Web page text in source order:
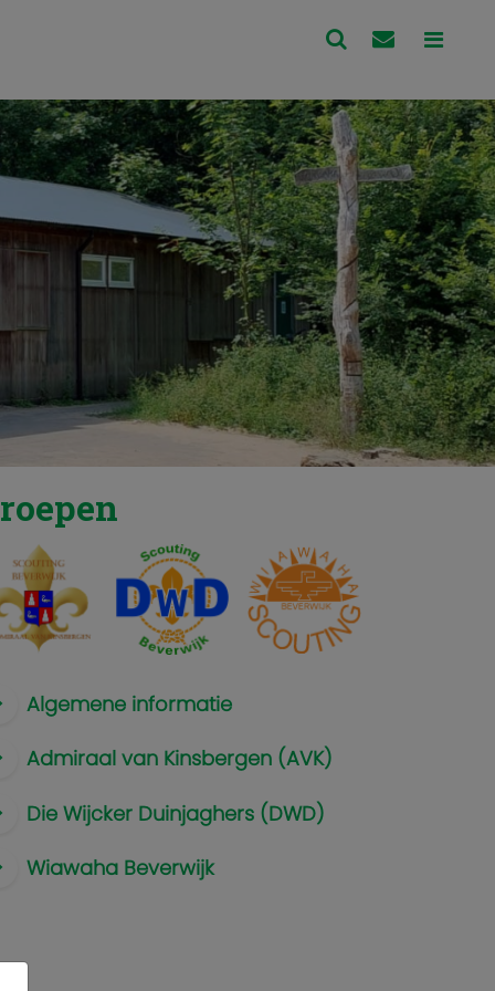
Algemene informatie
Admiraal van Kinsbergen (AVK)
Die Wijcker Duinjaghers (DWD)
Wiawaha Beverwijk